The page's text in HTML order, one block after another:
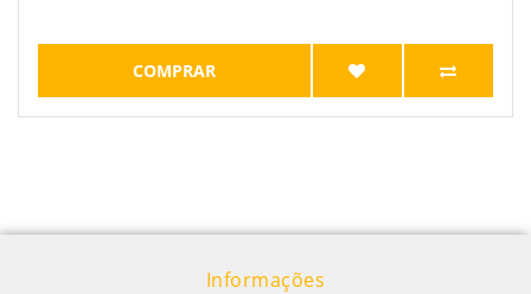
COMPRAR
Informações